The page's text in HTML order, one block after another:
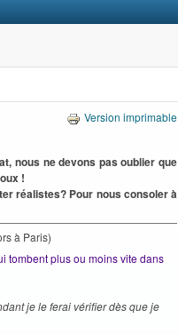
Version imprimable
nous ne devons pas oublier que
!
réalistes? Pour nous consoler à
à Paris)
tombent plus ou moins vite dans
je le ferai vérifier dès que je